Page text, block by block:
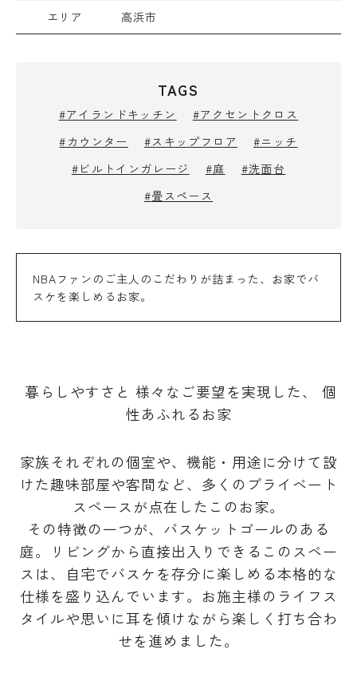
エリア 高浜市
TAGS
#アイランドキッチン
#アクセントクロス
#カウンター
#スキップフロア
#ニッチ
#ビルトインガレージ
#庭
#洗面台
#畳スペース
NBAファンのご主人のこだわりが詰まった、お家でバ
スケを楽しめるお家。
暮らしやすさと 様々なご要望を実現した、 個
性あふれるお家
家族それぞれの個室や、機能・用途に分けて設
けた趣味部屋や客間など、多くのプライベート
スペースが点在したこのお家。
その特徴の一つが、バスケットゴールのある
庭。リビングから直接出入りできるこのスペー
スは、自宅でバスケを存分に楽しめる本格的な
仕様を盛り込んでいます。お施主様のライフス
タイルや思いに耳を傾けながら楽しく打ち合わ
せを進めました。